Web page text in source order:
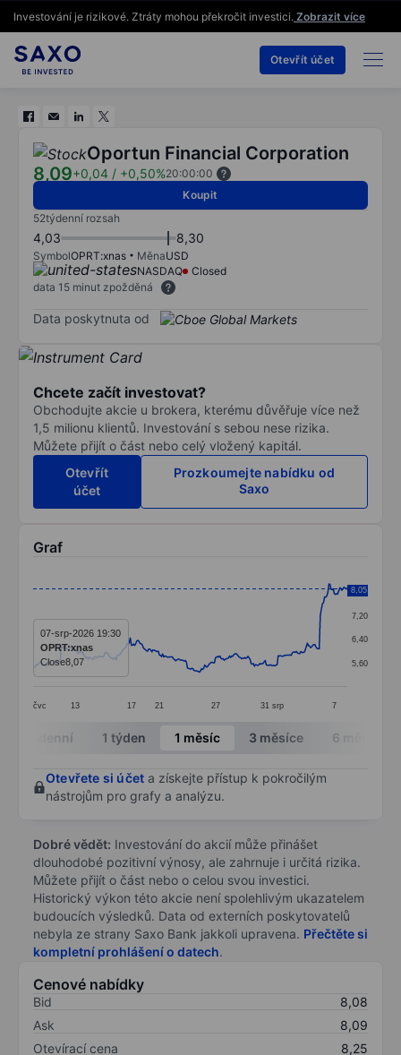
Investování je rizikové. Ztráty mohou překročit investici. Zobrazit více
Otevřít účet
Oportun Financial Corporation
8,09+0,04 / +0,50%20:00:00
Koupit
52týdenní rozsah
4,03 8,30
SymbolOPRT:xnas MěnaUSD
NASDAQ
Closed
data 15 minut zpožděná
Data poskytnuta od
Chcete začít investovat?
Obchodujte akcie u brokera, kterému důvěřuje více než
1,5 milionu klientů. Investování s sebou nese rizika.
Můžete přijít o část nebo celý vložený kapitál.
Otevřít
účet
Prozkoumejte nabídku od
Saxo
Graf
The chart has 1 X axis displaying categories.
The chart has 1 Y axis displaying values. Data
čvc 13 17 21 27 31 srp 7
5,60
6,40
7,20
8,00
8,05
07-srp-2026 19:30
OPRT:xnas
Close8,07
End of interactive chart.
Intradenní 1 týden 1 měsíc 3 měsíce 6 měsíců
Otevřete si účet a získejte přístup k pokročilým
nástrojům pro grafy a analýzu.
Dobré vědět: Investování do akcií může přinášet
dlouhodobé pozitivní výnosy, ale zahrnuje i určitá rizika.
Můžete přijít o část nebo o celou svou investici.
Historický výkon této akcie není spolehlivým ukazatelem
budoucích výsledků. Data od externích poskytovatelů
nebyla ze strany Saxo Bank jakkoli upravena. Přečtěte si
kompletní prohlášení o datech.
Cenové nabídky
Bid
8,08
Ask
8,09
Otevírací cena
8,25